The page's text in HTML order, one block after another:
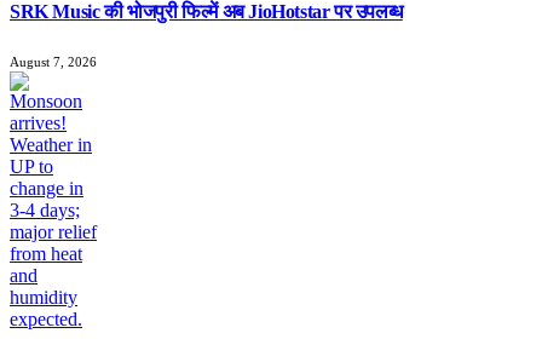
SRK Music की भोजपुरी फिल्में अब JioHotstar पर उपलब्ध
August 7, 2026